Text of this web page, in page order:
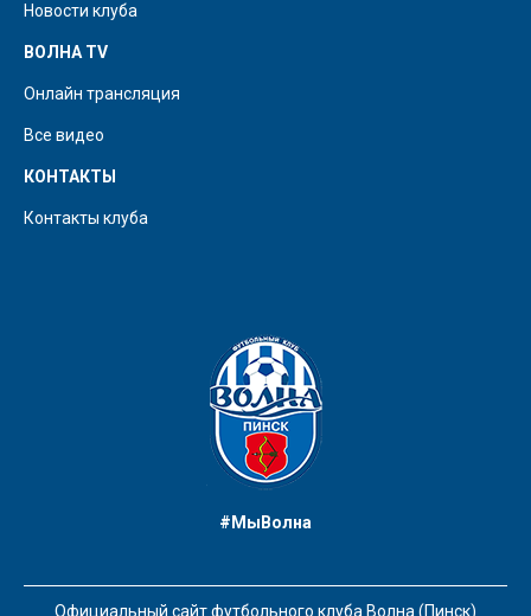
Новости клуба
ВОЛНА TV
Онлайн трансляция
Все видео
КОНТАКТЫ
Контакты клуба
#МыВолна
Официальный сайт футбольного клуба Волна (Пинск)